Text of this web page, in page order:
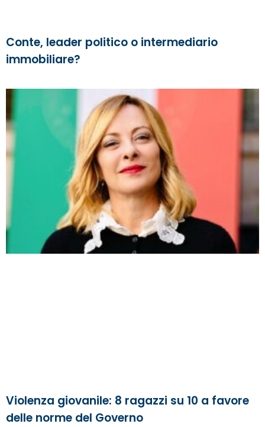
Conte, leader politico o intermediario
immobiliare?
Violenza giovanile: 8 ragazzi su 10 a favore
delle norme del Governo